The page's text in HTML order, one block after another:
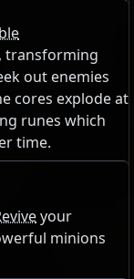
transforming
out enemies
cores explode at
runes which
time.
your
minions